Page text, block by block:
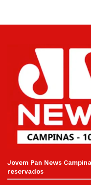
Jovem Pan News
reservados